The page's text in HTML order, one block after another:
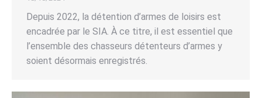
Depuis 2022, la détention d’armes de loisirs est
encadrée par le SIA. À ce titre, il est essentiel que
l’ensemble des chasseurs détenteurs d’armes y
soient désormais enregistrés.